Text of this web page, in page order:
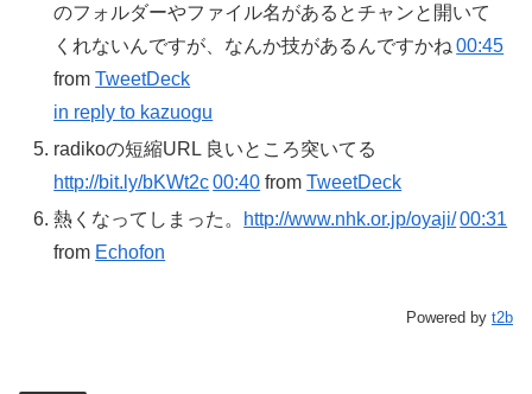
のフォルダーやファイル名があるとチャンと開いて
くれないんですが、なんか技があるんですかね 00:45
fromTweetDeck
in reply to kazuogu
radikoの短縮URL 良いところ突いてる
http://bit.ly/bKWt2c00:40 fromTweetDeck
熱くなってしまった。
http://www.nhk.or.jp/oyaji/00:31
from Echofon
Powered by t2b